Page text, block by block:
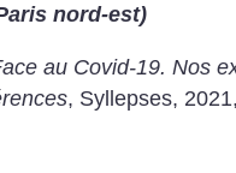
nord-est)
au Covid-19. Nos
, Syllepses,